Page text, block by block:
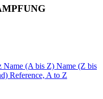
Name (A bis Z) Name (Z bis
Reference, A to Z